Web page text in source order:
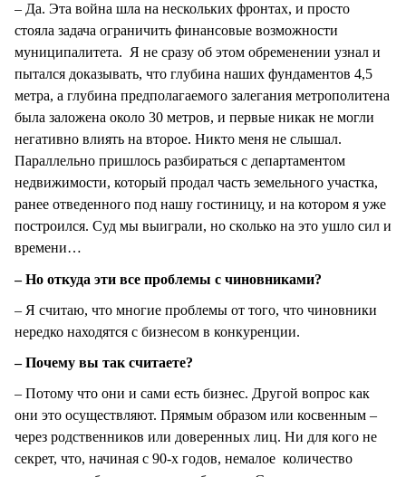
– Да. Эта война шла на нескольких фронтах, и просто
стояла задача ограничить финансовые возможности
муниципалитета. Я не сразу об этом обременении узнал и
пытался доказывать, что глубина наших фундаментов 4,5
метра, а глубина предполагаемого залегания метрополитена
была заложена около 30 метров, и первые никак не могли
негативно влиять на второе. Никто меня не слышал.
Параллельно пришлось разбираться с департаментом
недвижимости, который продал часть земельного участка,
ранее отведенного под нашу гостиницу, и на котором я уже
построился. Суд мы выиграли, но сколько на это ушло сил и
времени…
– Но откуда эти все проблемы с чиновниками?
– Я считаю, что многие проблемы от того, что чиновники
нередко находятся с бизнесом в конкуренции.
– Почему вы так считаете?
– Потому что они и сами есть бизнес. Другой вопрос как
они это осуществляют. Прямым образом или косвенным –
через родственников или доверенных лиц. Ни для кого не
секрет, что, начиная с 90-х годов, немалое количество